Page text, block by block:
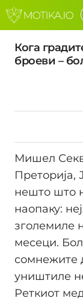
Кога
броеви –
Мишел
Преторија,
нешто што
наопаку:
зголемиле
месеци.
сомнежите
уништиле
Реткиот